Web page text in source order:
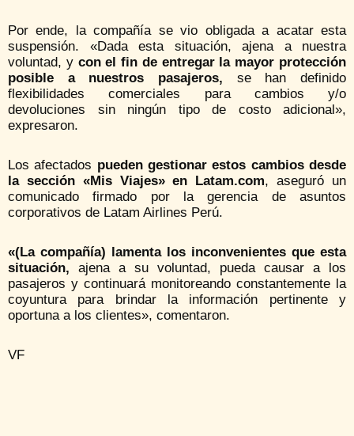
Por ende, la compañía se vio obligada a acatar esta
suspensión. «Dada esta situación, ajena a nuestra
voluntad, y con el fin de entregar la mayor protección
posible a nuestros pasajeros, se han definido
flexibilidades comerciales para cambios y/o
devoluciones sin ningún tipo de costo adicional»,
expresaron.
Los afectados pueden gestionar estos cambios desde
la sección «Mis Viajes» en Latam.com, aseguró un
comunicado firmado por la gerencia de asuntos
corporativos de Latam Airlines Perú.
«(La compañía) lamenta los inconvenientes que esta
situación, ajena a su voluntad, pueda causar a los
pasajeros y continuará monitoreando constantemente la
coyuntura para brindar la información pertinente y
oportuna a los clientes», comentaron.
VF